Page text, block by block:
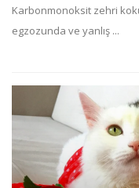
Karbonmonoksit zehri
egzozunda ve yanlış ...